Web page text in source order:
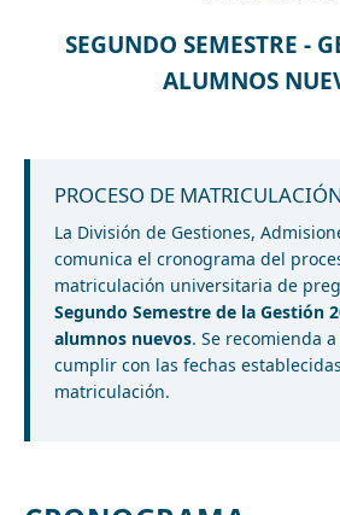
SEGUNDO SEMESTRE -
ALUMNOS
PROCESO DE
La División de Gestiones,
comunica el cronograma del
matriculación universitaria de
Segundo Semestre de la Gestión
alumnos nuevos. Se recomienda
cumplir con las fechas
matriculación.